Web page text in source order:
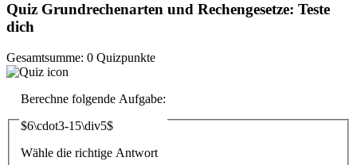
Quiz Grundrechenarten und Rechengesetze: Teste
dich
Gesamtsumme: 0 Quizpunkte
Berechne folgende Aufgabe:
$6\cdot3-15\div5$
Wähle die richtige Antwort